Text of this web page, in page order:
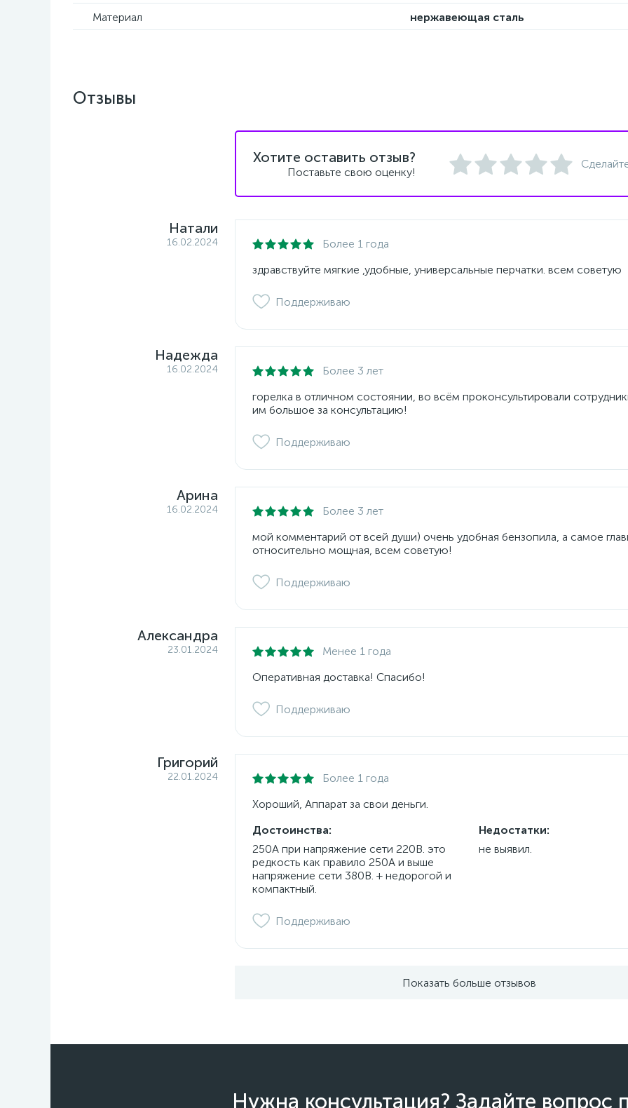
Материал
нержавеющая сталь
Отзывы
Хотите оставить отзыв?
Поставьте свою оценку!
Натали
16.02.2024 Более 1 года
здравствуйте мягкие ,удобные, универсальные перчатки. всем советую
Поддерживаю
Надежда
16.02.2024 Более 3 лет
горелка в отличном состоянии, во всём проконсультировали
им большое за консультацию!
Поддерживаю
Арина
16.02.2024 Более 3 лет
мой комментарий от всей души) очень удобная бензопила, а самое
относительно мощная, всем советую!
Поддерживаю
Александра
23.01.2024 Менее 1 года
Оперативная доставка! Спасибо!
Поддерживаю
Григорий
22.01.2024 Более 1 года
Хороший, Аппарат за свои деньги.
Достоинства:
250А при напряжение сети 220В. это
редкость как правило 250А и выше
напряжение сети 380В. + недорогой и
компактный.
Недостатки:
не выявил.
Поддерживаю
Показать больше отзывов
Нужна консультация? Задайте вопрос